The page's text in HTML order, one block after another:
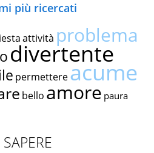
più ricercati
attività problema
divertente
permettereacume
bello amore paura
SAPERE